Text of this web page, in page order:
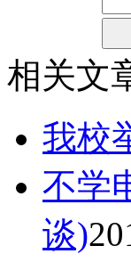
相关文
我校
不学
谈)